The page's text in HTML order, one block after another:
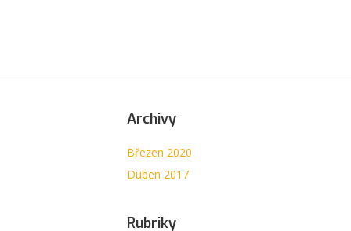
Archivy
Březen 2020
Duben 2017
Rubriky